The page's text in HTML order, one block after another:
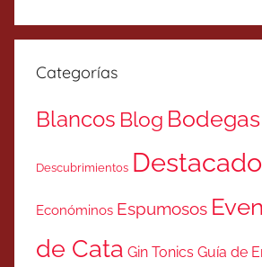
Categorías
Blancos Blog Bodegas
Descubrimientos
Económinos Espumosos
de Cata Gin Tonics Guía de